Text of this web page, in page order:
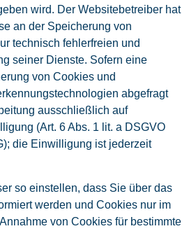
wird. Der Websitebetreiber hat
an der Speicherung von
technisch fehlerfreien und
seiner Dienste. Sofern eine
von Cookies und
abgefragt
ausschließlich auf
(Art. 6 Abs. 1 lit. a DSGVO
die Einwilligung ist jederzeit
so einstellen, dass Sie über das
werden und Cookies nur im
von Cookies für bestimmte